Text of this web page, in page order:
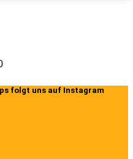
folgt uns auf Instagram